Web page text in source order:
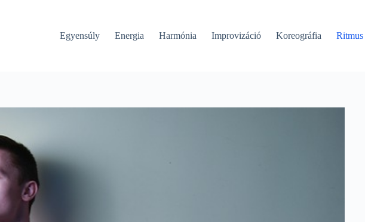
Egyensúly Energia Harmónia Improvizáció Koreográfia Ritmus